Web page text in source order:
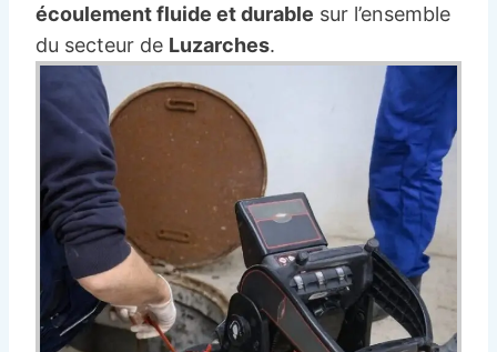
écoulement fluide et durable sur l’ensemble
du secteur de Luzarches.